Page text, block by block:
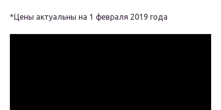
*Цены актуальны на 1 февраля 2019 года